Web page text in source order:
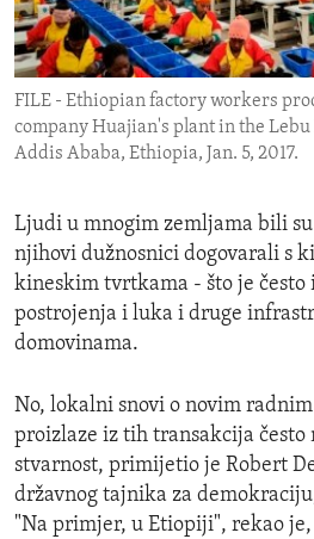
ENVIRONMENT AND HEALTH
IDEALS AND INSTITUTIONS
FILE - Ethiopian factory workers
company Huajian's plant in the
Addis Ababa, Ethiopia, Jan. 5, 2017.
Ljudi u mnogim zemljama bili su
njihovi dužnosnici dogovarali s
kineskim tvrtkama - što je često
postrojenja i luka i druge
domovinama.
No, lokalni snovi o novim
proizlaze iz tih transakcija često
stvarnost, primijetio je Robert
državnog tajnika za
"Na primjer, u Etiopiji", rekao